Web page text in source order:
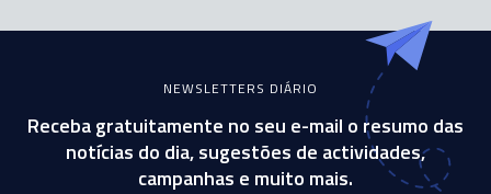
NEWSLETTERS DIÁRIO
Receba gratuitamente no seu e-mail o resumo das
notícias do dia, sugestões de actividades,
campanhas e muito mais.